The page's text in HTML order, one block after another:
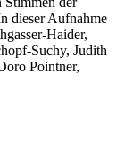
dieser Aufnahme
Haider,
Suchy, Judith
Pointner,